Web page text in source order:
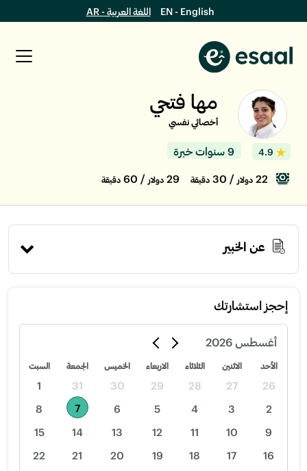
EN - English اللغة العربية - AR
مها فتحي
أخصائي نفسي
4.9 9 سنوات خبرة
22 دولار / 30 دقيقة دولار / 60 دقيقة
عن الخبير
إحجز استشارتك
أغسطس 2026
الأحد الاثنين الثلاثاء الاربعاء الخميس الجمعة السبت
26
27
28
29
30
31
1
2
3
4
5
6
7
8
9
10
11
12
13
14
15
16
17
18
19
20
21
22